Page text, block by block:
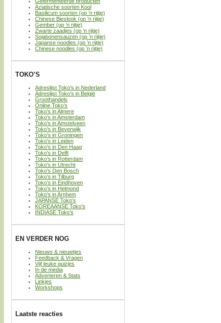
Aziatische soorten Kool
Basilicum soorten (op ’n rijtje)
Chinese Bieslook (op ’n rijtje)
Gember (op ’n rijtje)
Zwarte zaadjes (op ’n rijtje)
Sojabonensauzen (op ’n rijtje)
Japanse noodles (op ’n rijtje)
Chinese noodles (op ’n rijtje)
TOKO’S
Adreslijst Toko’s in Nederland
Adreslijst Toko’s in België
Groothandels
Online Toko’s
Toko’s in Almere
Toko’s in Amsterdam
Toko’s in Amstelveen
Toko’s in Beverwijk
Toko’s in Groningen
Toko’s in Leiden
Toko’s in Den Haag
Toko’s in Delft
Toko’s in Rotterdam
Toko’s in Utrecht
Toko’s Den Bosch
Toko’s in Tilburg
Toko’s in Eindhoven
Toko’s in Helmond
Toko’s in Arnhem
JAPANSE Toko’s
KOREAANSE Toko’s
INDIASE Toko’s
EN VERDER NOG
Nieuws & nieuwtjes
Feedback & Vragen
Vijf leuke quizjes
In de media
Adverteren & Stats
Linkjes
Workshops
Laatste reacties